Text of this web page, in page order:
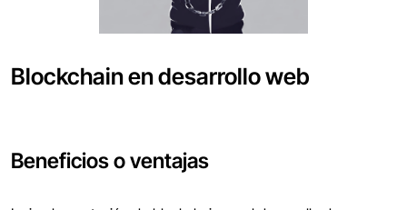
Blockchain en desarrollo web
Beneficios o ventajas